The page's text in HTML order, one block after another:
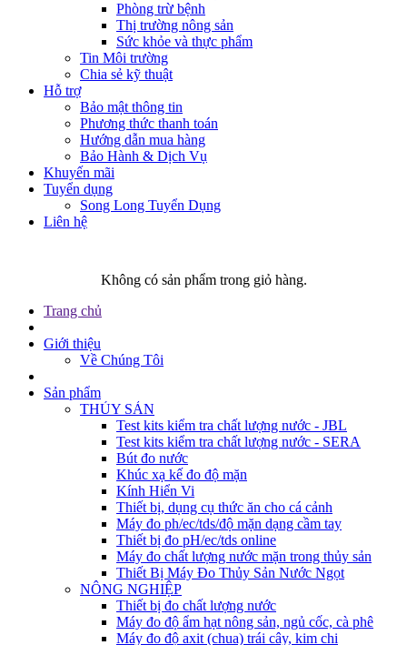
Phòng trừ bệnh
Thị trường nông sản
Sức khỏe và thực phẩm
Tin Môi trường
Chia sẻ kỹ thuật
Hỗ trợ
Bảo mật thông tin
Phương thức thanh toán
Hướng dẫn mua hàng
Bảo Hành & Dịch Vụ
Khuyến mãi
Tuyển dụng
Song Long Tuyển Dụng
Liên hệ
Không có sản phẩm trong giỏ hàng.
Trang chủ
Giới thiệu
Về Chúng Tôi
Sản phẩm
THỦY SẢN
Test kits kiểm tra chất lượng nước - JBL
Test kits kiểm tra chất lượng nước - SERA
Bút đo nước
Khúc xạ kế đo độ mặn
Kính Hiển Vi
Thiết bị, dụng cụ thức ăn cho cá cảnh
Máy đo ph/ec/tds/độ mặn dạng cầm tay
Thiết bị đo pH/ec/tds online
Máy đo chất lượng nước mặn trong thủy sản
Thiết Bị Máy Đo Thủy Sản Nước Ngọt
NÔNG NGHIỆP
Thiết bị đo chất lượng nước
Máy đo độ ẩm hạt nông sản, ngủ cốc, cà phê
Máy đo độ axit (chua) trái cây, kim chi